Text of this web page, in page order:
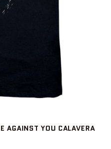
AGAINST YOU CALAVERA